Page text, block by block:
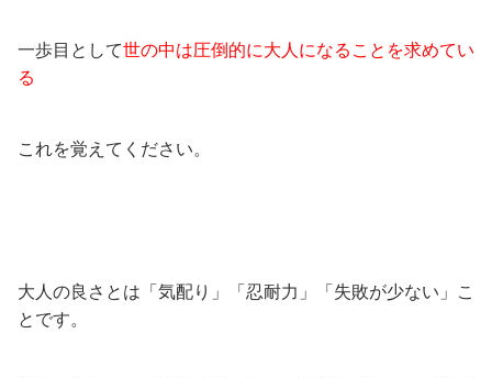
一歩目として世の中は圧倒的に大人になることを求めてい
る
これを覚えてください。
大人の良さとは「気配り」「忍耐力」「失敗が少ない」こ
とです。